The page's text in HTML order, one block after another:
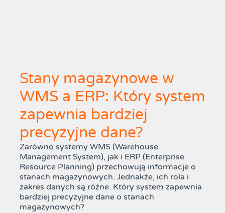
Stany magazynowe w
WMS a ERP: Który system
zapewnia bardziej
precyzyjne dane?
Zarówno systemy WMS (Warehouse
Management System), jak i ERP (Enterprise
Resource Planning) przechowują informacje o
stanach magazynowych. Jednakże, ich rola i
zakres danych są różne. Który system zapewnia
bardziej precyzyjne dane o stanach
magazynowych?